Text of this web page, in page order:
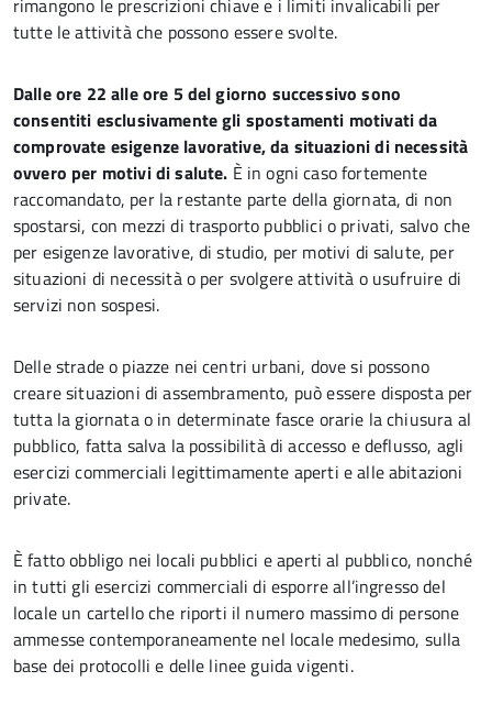
rimangono le prescrizioni chiave e i limiti invalicabili per
tutte le attività che possono essere svolte.
Dalle ore 22 alle ore 5 del giorno successivo sono
consentiti esclusivamente gli spostamenti motivati da
comprovate esigenze lavorative, da situazioni di necessità
ovvero per motivi di salute. È in ogni caso fortemente
raccomandato, per la restante parte della giornata, di non
spostarsi, con mezzi di trasporto pubblici o privati, salvo che
per esigenze lavorative, di studio, per motivi di salute, per
situazioni di necessità o per svolgere attività o usufruire di
servizi non sospesi.
Delle strade o piazze nei centri urbani, dove si possono
creare situazioni di assembramento, può essere disposta per
tutta la giornata o in determinate fasce orarie la chiusura al
pubblico, fatta salva la possibilità di accesso e deflusso, agli
esercizi commerciali legittimamente aperti e alle abitazioni
private.
È fatto obbligo nei locali pubblici e aperti al pubblico, nonché
in tutti gli esercizi commerciali di esporre all’ingresso del
locale un cartello che riporti il numero massimo di persone
ammesse contemporaneamente nel locale medesimo, sulla
base dei protocolli e delle linee guida vigenti.